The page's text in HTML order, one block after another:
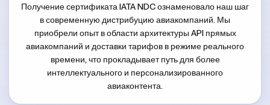
Получение сертификата IATA NDC ознаменовало наш шаг
в современную дистрибуцию авиакомпаний. Мы
приобрели опыт в области архитектуры API прямых
авиакомпаний и доставки тарифов в режиме реального
времени, что прокладывает путь для более
интеллектуального и персонализированного
авиаконтента.